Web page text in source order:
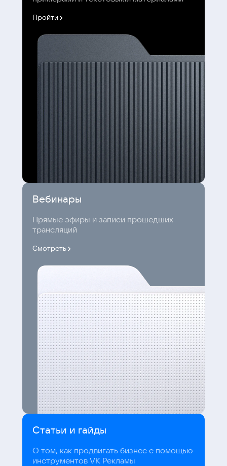
Пройти
Вебинары
Прямые эфиры и записи прошедших
трансляций
Смотреть
Статьи и гайды
О том, как продвигать бизнес с помощью
инструментов VK Рекламы